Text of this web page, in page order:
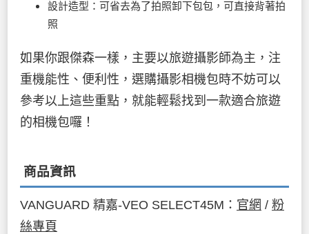
設計造型：可省去為了拍照卸下包包，可直接背著拍
照
如果你跟傑森一樣，主要以旅遊攝影師為主，注
重機能性、便利性，選購攝影相機包時不妨可以
參考以上這些重點，就能輕鬆找到一款適合旅遊
的相機包囉！
商品資訊
VANGUARD 精嘉-VEO SELECT45M： 官網 / 粉
絲專頁